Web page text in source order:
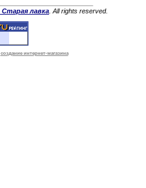
лавка . All rights reserved.
создание интернет-магазина